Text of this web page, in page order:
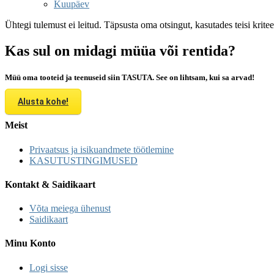
Kuupäev
Ühtegi tulemust ei leitud. Täpsusta oma otsingut, kasutades teisi
Kas sul on midagi müüa või rentida?
Müü oma tooteid ja teenuseid siin TASUTA. See on lihtsam, kui sa arvad!
Alusta kohe!
Meist
Privaatsus ja isikuandmete töötlemine
KASUTUSTINGIMUSED
Kontakt & Saidikaart
Võta meiega ühenust
Saidikaart
Minu Konto
Logi sisse